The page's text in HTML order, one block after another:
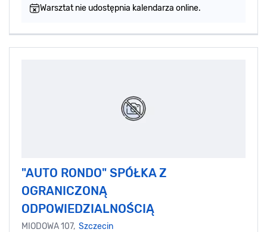
Warsztat nie udostępnia kalendarza online.
"AUTO RONDO" SPÓŁKA Z
OGRANICZONĄ
ODPOWIEDZIALNOŚCIĄ
MIODOWA 107, Szczecin